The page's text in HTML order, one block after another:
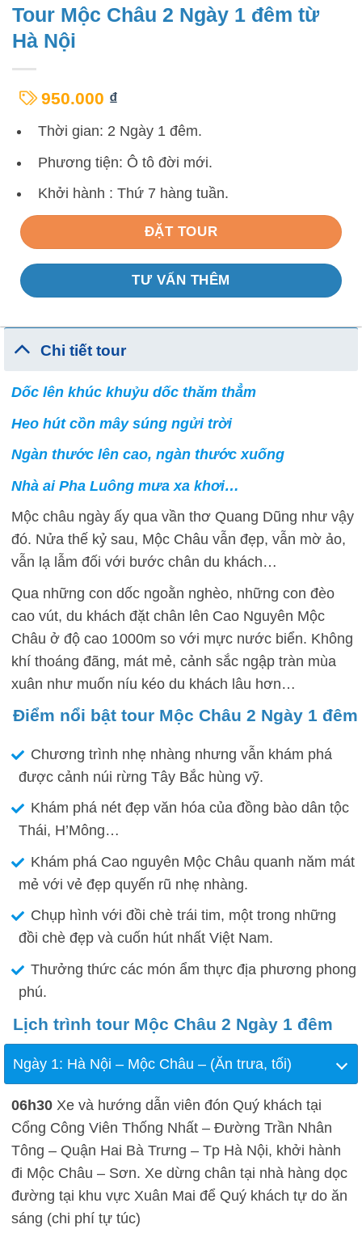
Tour Mộc Châu 2 Ngày 1 đêm từ
Hà Nội
950.000 ₫
Thời gian: 2 Ngày 1 đêm.
Phương tiện: Ô tô đời mới.
Khởi hành : Thứ 7 hàng tuần.
ĐẶT TOUR
TƯ VẤN THÊM
Chi tiết tour
Dốc lên khúc khuỷu dốc thăm thẳm
Heo hút cồn mây súng ngửi trời
Ngàn thước lên cao, ngàn thước xuống
Nhà ai Pha Luông mưa xa khơi…
Mộc châu ngày ấy qua vần thơ Quang Dũng như vậy
đó. Nửa thế kỷ sau, Mộc Châu vẫn đẹp, vẫn mờ ảo,
vẫn lạ lẫm đối với bước chân du khách…
Qua những con dốc ngoằn nghèo, những con đèo
cao vút, du khách đặt chân lên Cao Nguyên Mộc
Châu ở độ cao 1000m so với mực nước biển. Không
khí thoáng đãng, mát mẻ, cảnh sắc ngập tràn mùa
xuân như muốn níu kéo du khách lâu hơn…
Điểm nổi bật tour Mộc Châu 2 Ngày 1 đêm
Chương trình nhẹ nhàng nhưng vẫn khám phá
được cảnh núi rừng Tây Bắc hùng vỹ.
Khám phá nét đẹp văn hóa của đồng bào dân tộc
Thái, H’Mông…
Khám phá Cao nguyên Mộc Châu quanh năm mát
mẻ với vẻ đẹp quyến rũ nhẹ nhàng.
Chụp hình với đồi chè trái tim, một trong những
đồi chè đẹp và cuốn hút nhất Việt Nam.
Thưởng thức các món ẩm thực địa phương phong
phú.
Lịch trình tour Mộc Châu 2 Ngày 1 đêm
Ngày 1: Hà Nội – Mộc Châu – (Ăn trưa, tối)
06h30Xe và hướng dẫn viên đón Quý khách tại
Cổng Công Viên Thống Nhất – Đường Trần Nhân
Tông – Quận Hai Bà Trưng – Tp Hà Nội, khởi hành
đi Mộc Châu – Sơn. Xe dừng chân tại nhà hàng dọc
đường tại khu vực Xuân Mai để Quý khách tự do ăn
sáng (chi phí tự túc)